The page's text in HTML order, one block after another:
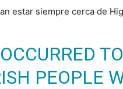
estar siempre cerca de
PEOPLE